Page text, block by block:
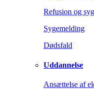
Refusion og
Sygemelding
Dødsfald
Uddannelse
Ansættelse af